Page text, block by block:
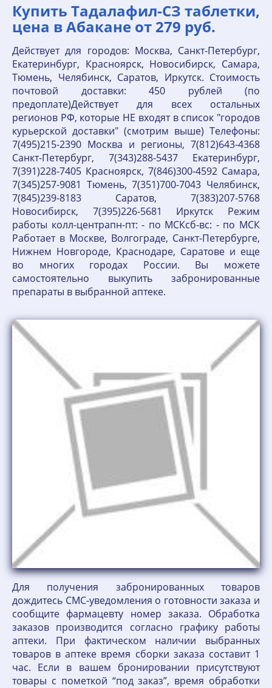
Купить Тадалафил-СЗ таблетки,
цена в Абакане от 279 руб.
Действует для городов: Москва, Санкт-Петербург,
Екатеринбург, Красноярск, Новосибирск, Самара,
Тюмень, Челябинск, Саратов, Иркутск. Стоимость
почтовой доставки: 450 рублей (по
предоплате)Действует для всех остальных
регионов РФ, которые НЕ входят в список "городов
курьерской доставки" (смотрим выше) Телефоны:
7(495)215-2390 Москва и регионы, 7(812)643-4368
Санкт-Петербург, 7(343)288-5437 Екатеринбург,
7(391)228-7405 Красноярск, 7(846)300-4592 Самара,
7(345)257-9081 Тюмень, 7(351)700-7043 Челябинск,
7(845)239-8183 Саратов, 7(383)207-5768
Новосибирск, 7(395)226-5681 Иркутск Режим
работы колл-центрапн-пт: - по МСКсб-вс: - по МСК
Работает в Москве, Волгограде, Санкт-Петербурге,
Нижнем Новгороде, Краснодаре, Саратове и еще
во многих городах России. Вы можете
самостоятельно выкупить забронированные
препараты в выбранной аптеке.
Для получения забронированных товаров
дождитесь СМС-уведомления о готовности заказа и
сообщите фармацевту номер заказа. Обработка
заказов производится согласно графику работы
аптеки. При фактическом наличии выбранных
товаров в аптеке время сборки заказа составит 1
час. Если в вашем бронировании присутствуют
товары с пометкой “под заказ”, время обработки